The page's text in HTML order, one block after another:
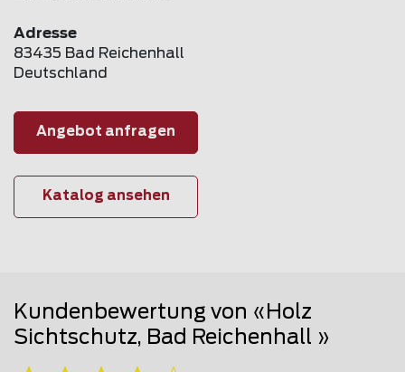
Adresse
83435 Bad Reichenhall
Deutschland
Angebot anfragen
Katalog ansehen
Kundenbewertung von «Holz
Sichtschutz, Bad Reichenhall »